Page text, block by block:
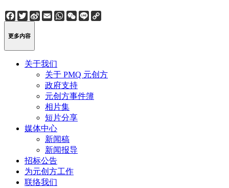
Facebook
Twitter
Sina
Weibo
EmailWhatsApp
WeChat
Line
更多内容
关于我们
关于 PMQ 元创方
政府支持
元创方事件簿
相片集
短片分享
媒体中心
新闻稿
新闻报导
招标公告
为元创方工作
联络我们